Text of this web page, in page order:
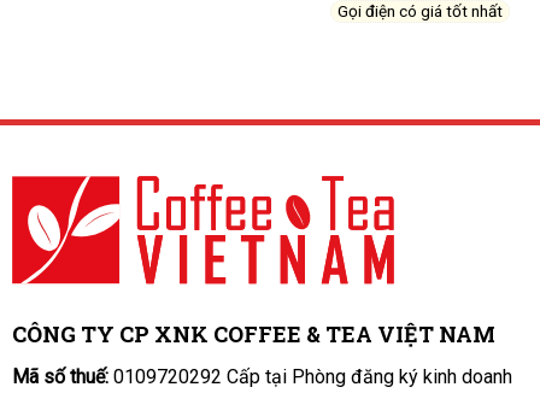
Gọi điện có giá tốt nhất
CÔNG TY CP XNK COFFEE & TEA VIỆT NAM
Mã số thuế:0109720292 Cấp tại Phòng đăng ký kinh doanh